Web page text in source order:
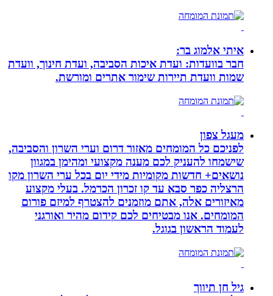
איתי אלמוג בר:
חבר בוועדות: ועדת איכות הסביבה, ועדת חינוך, וועדת
שמות וועדת תיירות שימור אתרים ומורשת.
מעגל צפון
לפניכם כל המומחים מאזור דרום וערי השרון והסביבה,
שישמחו להעניק לכם מענה מקצועי ומהימן במגוון
נושאים+ חדשות מקומיות מידי יום בכל ערי השרון מקו
הרצליה כפר סבא עד קו זכרון הכרמל. בעלי מקצוע
מאיזורים אלה, אתם מוזמנים להצטרף למיזם פורום
המומחים. אנו מבטיחים לכם קידום מהיר ואורגני
לעמוד הראשון בגוגל.
גיל חן תיווך